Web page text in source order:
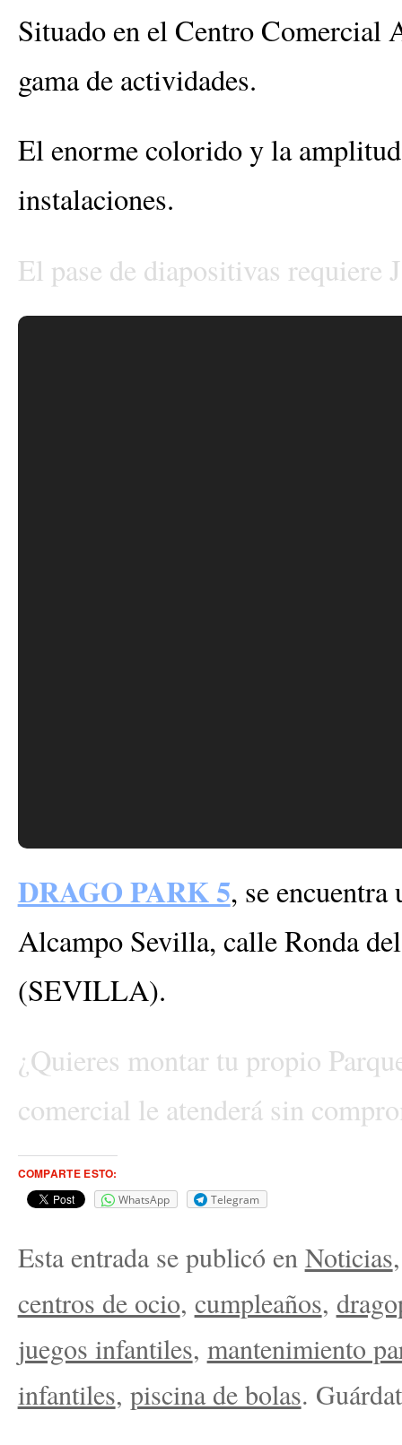
Situado en el Centro Comercial
gama de actividades.
El enorme colorido y la
instalaciones.
El pase de diapositivas requiere
DRAGO PARK 5, se
Alcampo Sevilla, calle Ronda
(SEVILLA).
¿Quieres montar tu propio
comercial le atenderá sin
COMPARTE ESTO:
WhatsApp Telegram
Esta entrada se publicó en Noticias
centros de ocio, cumpleaños,
juegos infantiles, mantenimiento
infantiles, piscina de bolas.